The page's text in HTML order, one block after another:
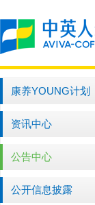
康养YOUNG计划
资讯中心
公告中心
公开信息披露